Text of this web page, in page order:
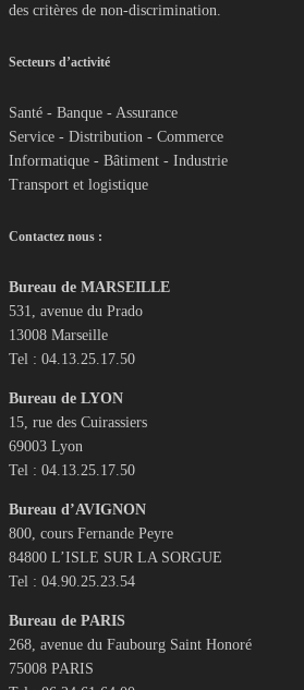
des critères de non-discrimination.
Secteurs d’activité
Santé - Banque - Assurance
Service - Distribution - Commerce
Informatique - Bâtiment - Industrie
Transport et logistique
Contactez nous :
Bureau de MARSEILLE
531, avenue du Prado
13008 Marseille
Tel : 04.13.25.17.50
Bureau de LYON
15, rue des Cuirassiers
69003 Lyon
Tel : 04.13.25.17.50
Bureau d’AVIGNON
800, cours Fernande Peyre
84800 L’ISLE SUR LA SORGUE
Tel : 04.90.25.23.54
Bureau de PARIS
268, avenue du Faubourg Saint Honoré
75008 PARIS